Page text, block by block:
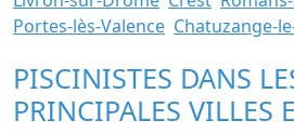
Portes-lès-Valence Chatuzange-
PISCINISTES DANS
PRINCIPALES VILLES